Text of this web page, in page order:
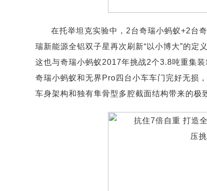
在托举坦克实验中，2台奇瑞小蚂蚁+2台
瑞新能源全铝双子星再次刷新“以小博大”的定
这也与奇瑞小蚂蚁2017年挑战2个3.8吨重集
奇瑞小蚂蚁和无界Pro四台小车车门完好无损
车身架构和独有隼骨型多腔截面结构带来的极